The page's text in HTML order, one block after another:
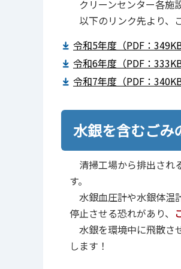
クリーンセンター各施
以下のリンク先より、
令和5年度（PDF：349KB
令和6年度（PDF：333KB
令和7年度（PDF：340KB
水銀を含むごみ
清掃工場から排出され
す。
水銀血圧計や水銀体温
停止させる恐れがあり、
水銀を環境中に飛散さ
します！